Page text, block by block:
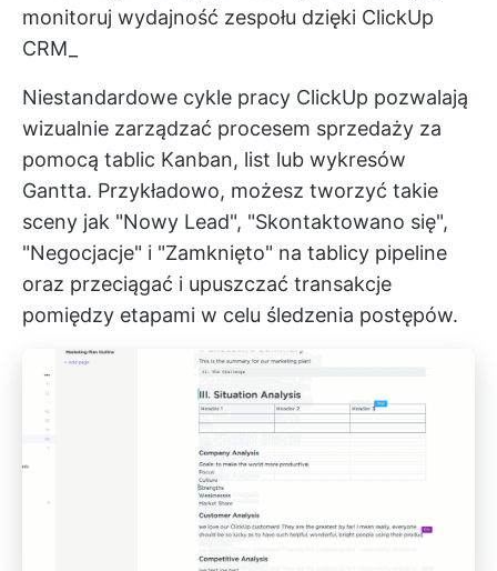
monitoruj wydajność zespołu dzięki ClickUp
CRM_
Niestandardowe cykle pracy ClickUp pozwalają
wizualnie zarządzać procesem sprzedaży za
pomocą tablic Kanban, list lub wykresów
Gantta. Przykładowo, możesz tworzyć takie
sceny jak "Nowy Lead", "Skontaktowano się",
"Negocjacje" i "Zamknięto" na tablicy pipeline
oraz przeciągać i upuszczać transakcje
pomiędzy etapami w celu śledzenia postępów.